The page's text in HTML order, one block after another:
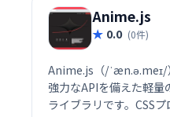
Anime.js
0.0 (0件)
Anime.js（/ˈæn.ə.meɪ/
強力なAPIを備えた軽
ライブラリです。CSS